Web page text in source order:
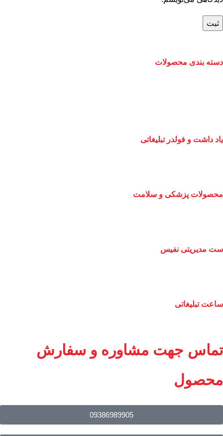
دسته بندی محصولات
یاد داشت و فولدر تبلیغاتی
محصولات پزشکی و سلامت
ست مدیریتی نفیس
ساعت تبلیغاتی
تماس جهت مشاوره و سفارش
محصول
09386989905